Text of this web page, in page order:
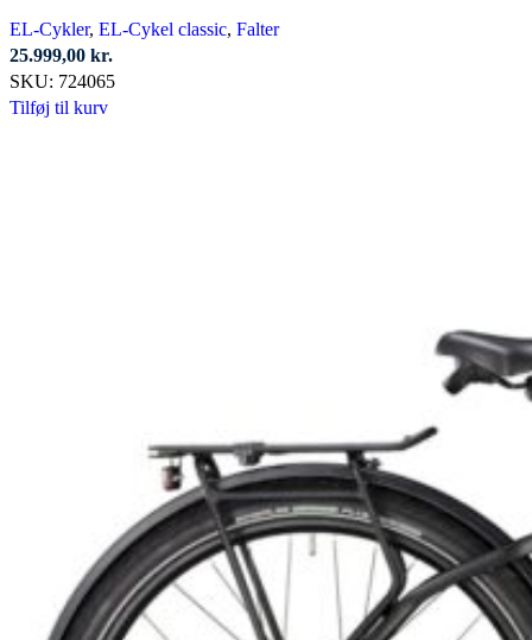
EL-Cykler, EL-Cykel classic, Falter
25.999,00 kr.
SKU: 724065
Tilføj til kurv